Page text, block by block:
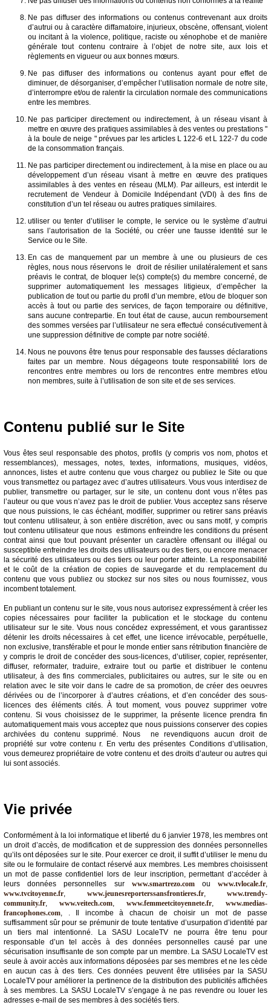
Ne pas diffuser des informations ou contenus contrevenant aux droits
d’autrui ou à caractère diffamatoire, injurieux, obscène, offensant, violent
ou incitant à la violence, politique, raciste ou xénophobe et de manière
générale tout contenu contraire à l’objet de notre site, aux lois et
règlements en vigueur ou aux bonnes mœurs.
Ne pas diffuser des informations ou contenus ayant pour effet de
diminuer, de désorganiser, d’empêcher l’utilisation normale de notre site,
d’interrompre et/ou de ralentir la circulation normale des communications
entre les membres.
Ne pas participer directement ou indirectement, à un réseau visant à
mettre en œuvre des pratiques assimilables à des ventes ou prestations "
à la boule de neige " prévues par les articles L 122-6 et L 122-7 du code
de la consommation français.
Ne pas participer directement ou indirectement, à la mise en place ou au
développement d’un réseau visant à mettre en œuvre des pratiques
assimilables à des ventes en réseau (MLM). Par ailleurs, est interdit le
recrutement de Vendeur à Domicile Indépendant (VDI) à des fins de
constitution d’un tel réseau ou autres pratiques similaires.
utiliser ou tenter d’utiliser le compte, le service ou le système d’autrui
sans l’autorisation de la Société, ou créer une fausse identité sur le
Service ou le Site.
En cas de manquement par un membre à une ou plusieurs de ces
règles, nous nous réservons le droit de résilier unilatéralement et sans
préavis le contrat, de bloquer le(s) compte(s) du membre concerné, de
supprimer automatiquement les messages litigieux, d’empêcher la
publication de tout ou partie du profil d’un membre, et/ou de bloquer son
accès à tout ou partie des services, de façon temporaire ou définitive,
sans aucune contrepartie. En tout état de cause, aucun remboursement
des sommes versées par l’utilisateur ne sera effectué consécutivement à
une suppression définitive de compte par notre société.
Nous ne pouvons être tenus pour responsable des fausses déclarations
faites par un membre. Nous dégageons toute responsabilité lors de
rencontres entre membres ou lors de rencontres entre membres et/ou
non membres, suite à l’utilisation de son site et de ses services.
Contenu publié sur le Site
Vous êtes seul responsable des photos, profils (y compris vos nom, photos et
ressemblances), messages, notes, textes, informations, musiques, vidéos,
annonces, listes et autre contenu que vous chargez ou publiez le Site ou que
vous transmettez ou partagez avec d’autres utilisateurs. Vous vous interdisez de
publier, transmettre ou partager, sur le site, un contenu dont vous n’êtes pas
l’auteur ou que vous n’avez pas le droit de publier. Vous acceptez sans réserve
que nous puissions, le cas échéant, modifier, supprimer ou retirer sans préavis
tout contenu utilisateur, à son entière discrétion, avec ou sans motif, y compris
tout contenu utilisateur que nous estimons enfreindre les conditions du présent
contrat ainsi que tout pouvant présenter un caractère offensant ou illégal ou
susceptible enfreindre les droits des utilisateurs ou des tiers, ou encore menacer
la sécurité des utilisateurs ou des tiers ou leur porter atteinte. La responsabilité
et le coût de la création de copies de sauvegarde et du remplacement du
contenu que vous publiez ou stockez sur nos sites ou nous fournissez, vous
incombent totalement.
En publiant un contenu sur le site, vous nous autorisez expressément à créer les
copies nécessaires pour faciliter la publication et le stockage du contenu
utilisateur sur le site. Vous nous concédez expressément, et vous garantissez
détenir les droits nécessaires à cet effet, une licence irrévocable, perpétuelle,
non exclusive, transférable et pour le monde entier sans rétribution financière de
y compris le droit de concéder des sous-licences, d’utiliser, copier, représenter,
diffuser, reformater, traduire, extraire tout ou partie et distribuer le contenu
utilisateur, à des fins commerciales, publicitaires ou autres, sur le site ou en
relation avec le site voir dans le cadre de sa promotion, de créer des oeuvres
dérivées ou de l’incorporer à d’autres créations, et d’en concéder des sous-
licences des éléments cités. À tout moment, vous pouvez supprimer votre
contenu. Si vous choisissez de le supprimer, la présente licence prendra fin
automatiquement mais vous acceptez que nous puissions conserver des copies
archivées du contenu supprimé. Nous ne revendiquons aucun droit de
propriété sur votre contenu r. En vertu des présentes Conditions d’utilisation,
vous demeurez propriétaire de votre contenu et des droits d’auteur ou autres qui
lui sont associés.
Vie privée
Conformément à la loi informatique et liberté du 6 janvier 1978, les membres ont
un droit d’accès, de modification et de suppression des données personnelles
qu’ils ont déposées sur le site. Pour exercer ce droit, il suffit d’utiliser le menu du
site ou le formulaire de contact réservé aux membres. Les membres choisissent
un mot de passe confidentiel lors de leur inscription, permettant d’accéder à
leurs données personnelles sur www.smartrezo.comouwww.tvlocale.fr
www.tvcitoyenne.fr
www.jeunesreporterssansfrontieres.fr, www.trendy-
community.fr
www.veitech.com www.femmeetcitoyennete.fr
www.medias-
francophones.com , . Il incombe à chacun de choisir un mot de passe
suffisamment sûr pour se prémunir de toute tentative d’usurpation d’identité par
un tiers mal intentionné. La SASU LocaleTV ne pourra être tenu pour
responsable d’un tel accès à des données personnelles causé par une
sécurisation insuffisante de son compte par un membre. La SASU LocaleTV est
seule à avoir accès aux informations déposées par ses membres et ne les cède
en aucun cas à des tiers. Ces données peuvent être utilisées par la SASU
LocaleTV pour améliorer la pertinence de la distribution des publicités affichées
à ses membres. La SASU LocaleTV s’engage à ne pas revendre ou louer les
adresses e-mail de ses membres à des sociétés tiers.